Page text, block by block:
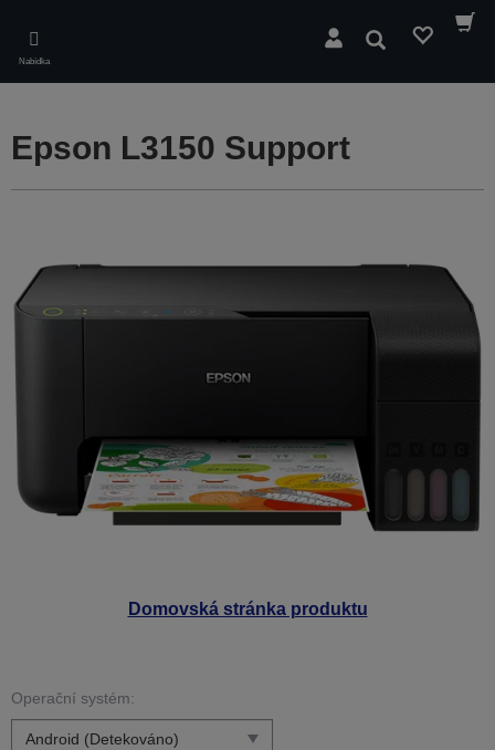
main
content
Nabídka
Hledat
Domovská stránka produktu
Epson L3150 Support
Operační systém: